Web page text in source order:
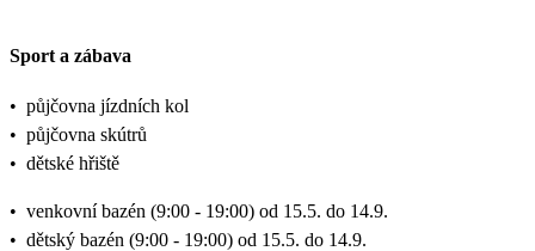
Sport a zábava
• půjčovna jízdních kol
• půjčovna skútrů
• dětské hřiště
• venkovní bazén (9:00 - 19:00) od 15.5. do 14.9.
• dětský bazén (9:00 - 19:00) od 15.5. do 14.9.